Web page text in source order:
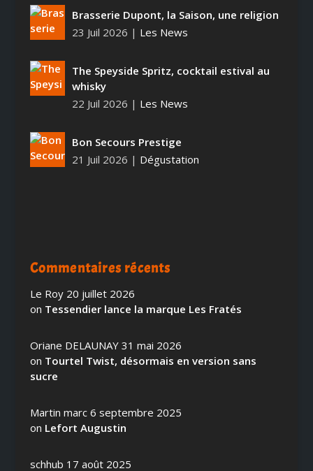
Brasserie Dupont, la Saison, une religion
23 Juil 2026 | Les News
The Speyside Spritz, cocktail estival au
whisky
22 Juil 2026 | Les News
Bon Secours Prestige
21 Juil 2026 | Dégustation
Commentaires récents
Le Roy 20 juillet 2026
on Tessendier lance la marque Les Fratés
Oriane DELAUNAY 31 mai 2026
on Tourtel Twist, désormais en version sans
sucre
Martin marc 6 septembre 2025
on Lefort Augustin
schhub 17 août 2025